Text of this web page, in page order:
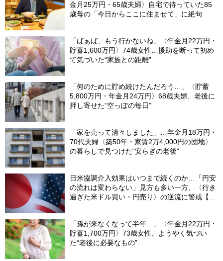
金月25万円・65歳夫婦〉自宅で待っていた85
歳母の「今日からここに住ませて」に絶句
「ばぁば、もう行かないね」〈年金月22万円・
貯蓄1,600万円〉74歳女性…援助を断って初め
て気づいた“家族との距離”
「何のために貯め続けたんだろう…」〈貯蓄
5,800万円・年金月24万円〉68歳夫婦、老後に
押し寄せた“空っぽの毎日”
「家を売って清々しました」…年金月18万円・
70代夫婦〈築50年・家賃2万4,000円の団地〉
の暮らしで見つけた“安らぎの老後”
日米協調介入効果はいつまで続くのか…「円安
の流れは変わらない」見方も多い一方、〈行き
過ぎた米ドル買い・円売り〉の逆流に警戒【8
「孫が来なくなって半年…」〈年金月22万円・
貯蓄1,700万円〉73歳女性、ようやく気づい
た“老後に必要なもの”